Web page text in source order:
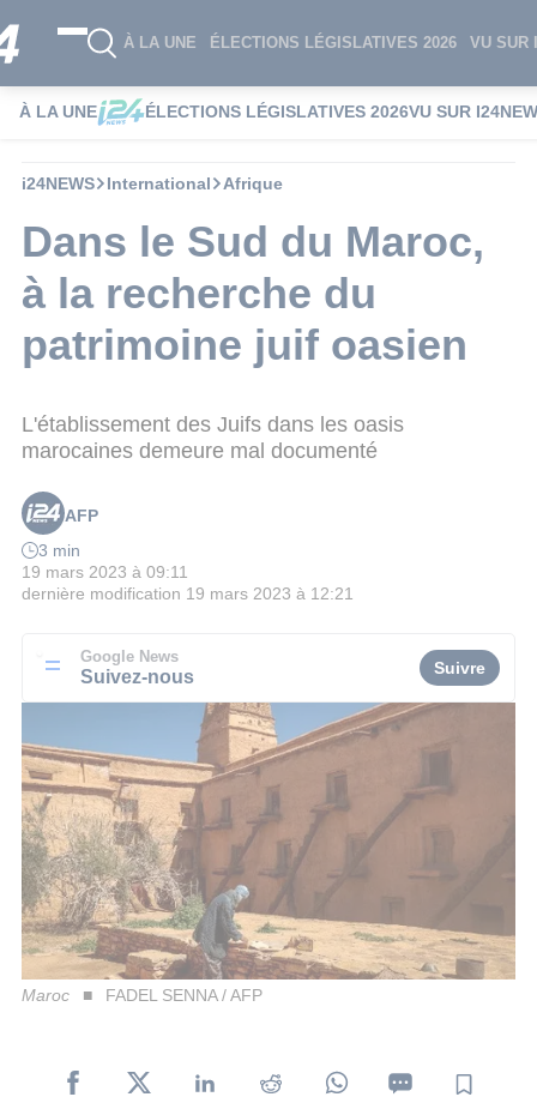
À LA UNE ÉLECTIONS LÉGISLATIVES 2026 VU SUR
À LA UNE ÉLECTIONS LÉGISLATIVES 2026VU SUR
i24NEWS International Afrique
Dans le Sud du Maroc,
à la recherche du
patrimoine juif oasien
L'établissement des Juifs dans les oasis
marocaines demeure mal documenté
AFP
3 min
19 mars 2023 à 09:11
dernière modification 19 mars 2023 à 12:21
Google News
Suivez-nous Suivre
Maroc FADEL SENNA / AFP